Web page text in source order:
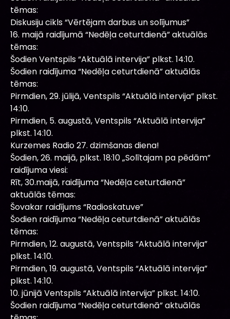
tēmas:
Diskusiju cikls “Vērtējam darbus un solījumus”
16. maijā raidījumā “Nedēļa ceturtdienā” aktuālās
tēmas:
Šodien Ventspils “Aktuālā intervija” plkst. 14:10.
Šodien raidījuma “Nedēļa ceturtdienā” aktuālās
tēmas:
Pirmdien, 29. jūlijā, Ventspils “Aktuālā intervija” plkst.
14:10.
Pirmdien, 5. augustā, Ventspils “Aktuālā intervija”
plkst. 14:10.
Kurzemes Radio 27. dzimšanas diena!
Šodien, 26. maijā, plkst. 18:10 „Solītajam pa pēdām”
raidījuma viesi:
Rīt, 30.maijā, raidījuma “Nedēļa ceturtdienā”
aktuālās tēmas:
Šovakar raidījums “Radioskatuve”
Šodien raidījuma “Nedēļa ceturtdienā” aktuālās
tēmas:
Pirmdien, 12. augustā, Ventspils “Aktuālā intervija”
plkst. 14:10.
Pirmdien, 19. augustā, Ventspils “Aktuālā intervija”
plkst. 14:10.
10. jūnijā Ventspils “Aktuālā intervija” plkst. 14:10.
Šodien raidījuma “Nedēļa ceturtdienā” aktuālās